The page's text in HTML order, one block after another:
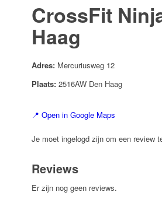
CrossFit
Haag
Adres:Mercuriusweg 12
Plaats:2516AW Den Haag
📍 Open in Google Maps
Je moet ingelogd zijn om een review
Reviews
Er zijn nog geen reviews.